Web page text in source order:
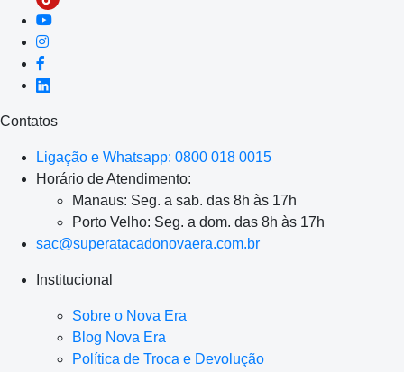
Contatos
Ligação e Whatsapp: 0800 018 0015
Horário de Atendimento:
Manaus: Seg. a sab. das 8h às 17h
Porto Velho: Seg. a dom. das 8h às 17h
sac@superatacadonovaera.com.br
Institucional
Sobre o Nova Era
Blog Nova Era
Política de Troca e Devolução